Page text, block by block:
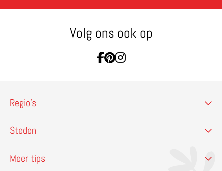
Volg ons ook op
Ga naar Facebook
Ga naar Pinterest
Ga naar Instagram
Regio’s
Steden
Meer tips